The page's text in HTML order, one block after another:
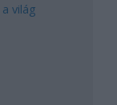
világ